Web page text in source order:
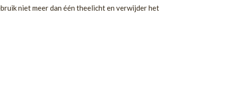
niet meer dan één theelicht en verwijder het